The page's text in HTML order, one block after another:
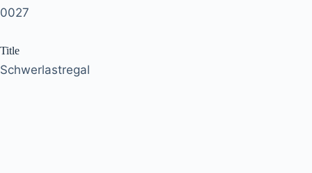
0027
Title
Schwerlastregal